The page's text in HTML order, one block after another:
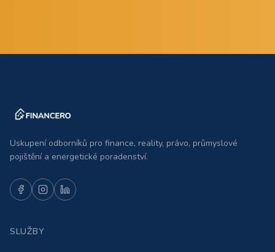
Uskupení odborníků pro finance, reality, právo, průmyslové
pojištění a energetické poradenství.
SLUŽBY